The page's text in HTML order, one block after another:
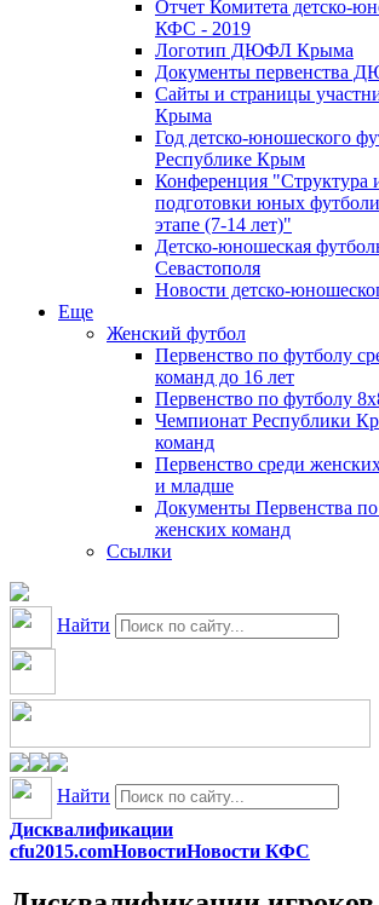
Отчет Комитета детско-
КФС - 2019
Логотип ДЮФЛ Крыма
Документы первенства
Сайты и страницы
Крыма
Год детско-юношеского
Республике Крым
Конференция "Структура
подготовки юных
этапе (7-14 лет)"
Детско-юношеская
Севастополя
Новости детско-
Еще
Женский футбол
Первенство по футболу
команд до 16 лет
Первенство по футболу
Чемпионат Республики
команд
Первенство среди
и младше
Документы Первенства
женских команд
Ссылки
Найти
Найти
Дисквалификации
cfu2015.comНовостиНовости КФС